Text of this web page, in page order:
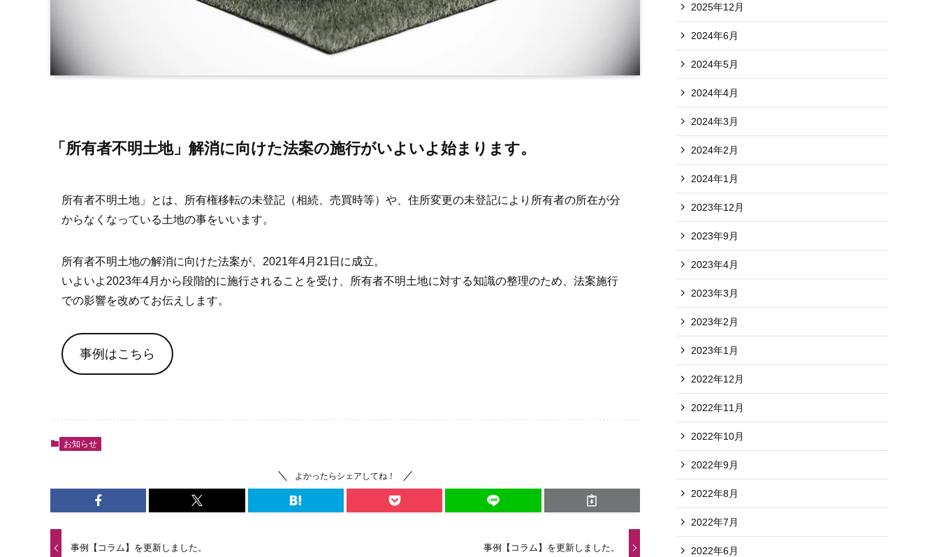
「所有者不明土地」解消に向けた法案の施行がいよいよ始まります。
所有者不明土地」とは、所有権移転の未登記（相続、売買時等）や、住所変更の未登記により所有者の所在が分
からなくなっている土地の事をいいます。
所有者不明土地の解消に向けた法案が、2021年4月21日に成立。
いよいよ2023年4月から段階的に施行されることを受け、所有者不明土地に対する知識の整理のため、法案施行
での影響を改めてお伝えします。
事例はこちら
お知らせ
よかったらシェアしてね！
事例【コラム】を更新しました。 事例【コラム】を更新しました。
2025年12月
2024年6月
2024年5月
2024年4月
2024年3月
2024年2月
2024年1月
2023年12月
2023年9月
2023年4月
2023年3月
2023年2月
2023年1月
2022年12月
2022年11月
2022年10月
2022年9月
2022年8月
2022年7月
2022年6月